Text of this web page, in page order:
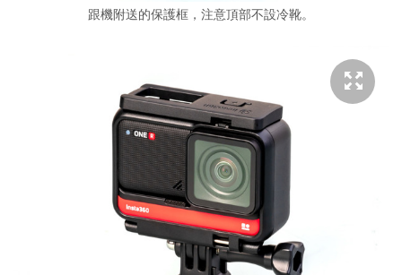
跟機附送的保護框，注意頂部不設冷靴。